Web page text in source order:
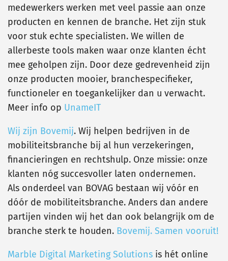
medewerkers werken met veel passie aan onze
producten en kennen de branche. Het zijn stuk
voor stuk echte specialisten. We willen de
allerbeste tools maken waar onze klanten écht
mee geholpen zijn. Door deze gedrevenheid zijn
onze producten mooier, branchespecifieker,
functioneler en toegankelijker dan u verwacht.
Meer info op UnameIT
Wij zijn Bovemij. Wij helpen bedrijven in de
mobiliteitsbranche bij al hun verzekeringen,
financieringen en rechtshulp. Onze missie: onze
klanten nóg succesvoller laten ondernemen.
Als onderdeel van BOVAG bestaan wij vóór en
dóór de mobiliteitsbranche. Anders dan andere
partijen vinden wij het dan ook belangrijk om de
branche sterk te houden. Bovemij. Samen vooruit!
Marble Digital Marketing Solutions is hét online